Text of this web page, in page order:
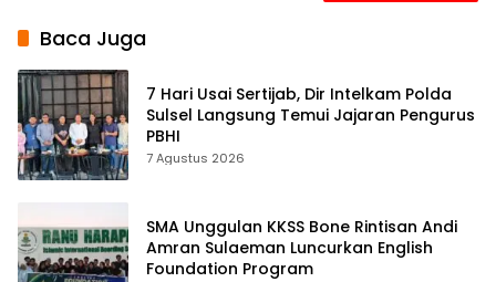
Baca Juga
7 Hari Usai Sertijab, Dir Intelkam Polda
Sulsel Langsung Temui Jajaran Pengurus
PBHI
7 Agustus 2026
SMA Unggulan KKSS Bone Rintisan Andi
Amran Sulaeman Luncurkan English
Foundation Program